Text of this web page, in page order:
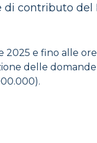
di contributo del
2025 e fino alle
delle